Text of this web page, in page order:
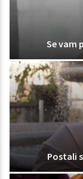
Se vam
Postali